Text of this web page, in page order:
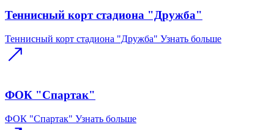
Теннисный корт стадиона "Дружба"
Теннисный корт стадиона "Дружба" Узнать больше
ФОК "Спартак"
ФОК "Спартак" Узнать больше